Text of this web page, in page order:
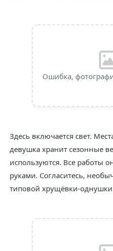
Ошибка,
Здесь включается свет.
девушка хранит сезонные
используются. Все работы
руками. Согласитесь,
типовой хрущёвки-